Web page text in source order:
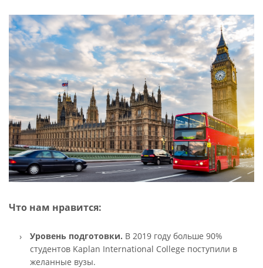
Что нам нравится:
Уровень подготовки. В 2019 году больше 90%
студентов Kaplan International College поступили в
желанные вузы.